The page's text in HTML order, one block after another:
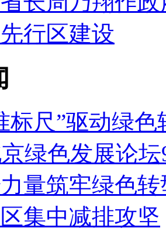
行区建设
标尺”驱动绿色
绿色发展论
量筑牢绿色
集中减排攻坚